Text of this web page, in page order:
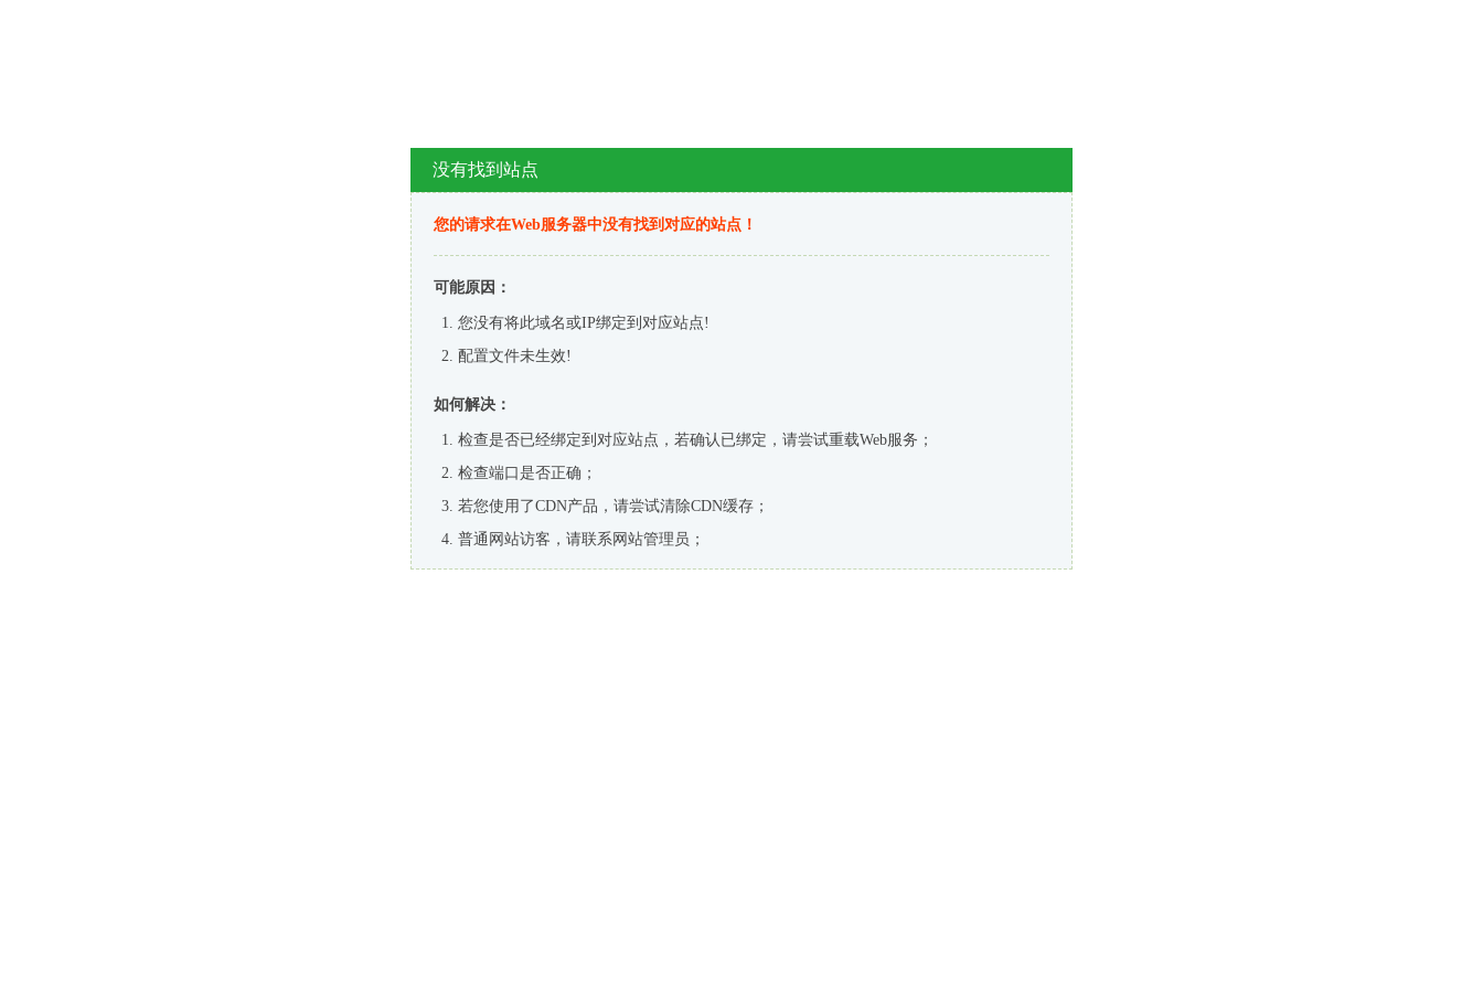
没有找到站点
您的请求在Web服务器中没有找到对应的站点！
可能原因：
您没有将此域名或IP绑定到对应站点!
配置文件未生效!
如何解决：
检查是否已经绑定到对应站点，若确认已绑定，请尝试重载Web服务；
检查端口是否正确；
若您使用了CDN产品，请尝试清除CDN缓存；
普通网站访客，请联系网站管理员；